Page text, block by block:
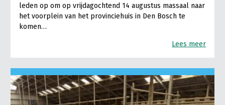
leden op om op vrijdagochtend 14 augustus massaal naar
het voorplein van het provinciehuis in Den Bosch te
komen…
Lees meer